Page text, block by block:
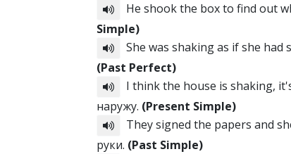
He shook the box to find out
Simple)
She was shaking as if she had
(Past Perfect)
I think the house is shaking,
наружу. (Present Simple)
They signed the papers and
руки. (Past Simple)